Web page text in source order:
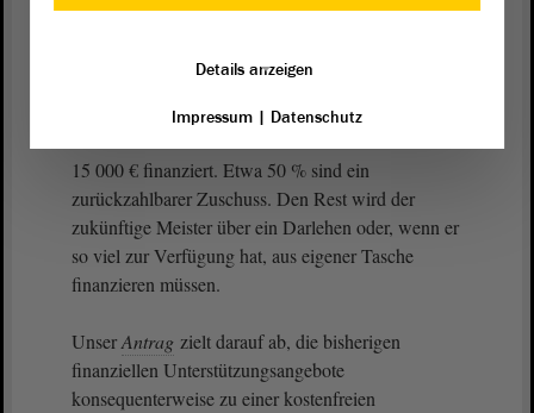
Lehrgangs- und Prüfungsgebühren einkommens-
und vermögensabhängig in der Höhe der
15 000 € finanziert. Etwa 50 % sind ein
zurückzahlbarer Zuschuss. Den Rest wird der
zukünftige Meister über ein Darlehen oder, wenn er
so viel zur Verfügung hat, aus eigener Tasche
finanzieren müssen.
UnserAntrag zielt darauf ab, die bisherigen
finanziellen Unterstützungsangebote
konsequenterweise zu einer kostenfreien
Details anzeigen
Impressum| Datenschutz